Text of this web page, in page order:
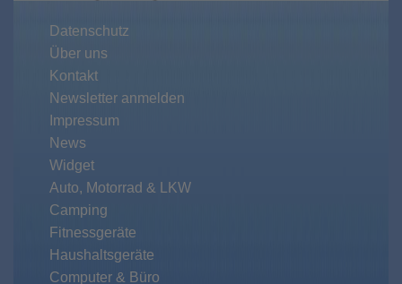
Datenschutz
Über uns
Kontakt
Newsletter anmelden
Impressum
News
Widget
Auto, Motorrad & LKW
Camping
Fitnessgeräte
Haushaltsgeräte
Computer & Büro